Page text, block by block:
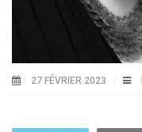
27 FÉVRIER 2023